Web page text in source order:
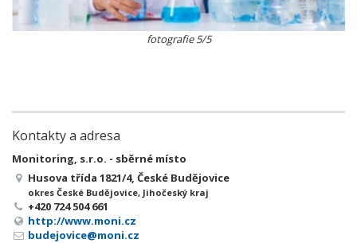
fotografie 5/5
Kontakty a adresa
Monitoring, s.r.o. - sběrné místo
Husova třída 1821/4, České Budějovice
okres České Budějovice, Jihočeský kraj
+420 724 504 661
http://www.moni.cz
budejovice@moni.cz